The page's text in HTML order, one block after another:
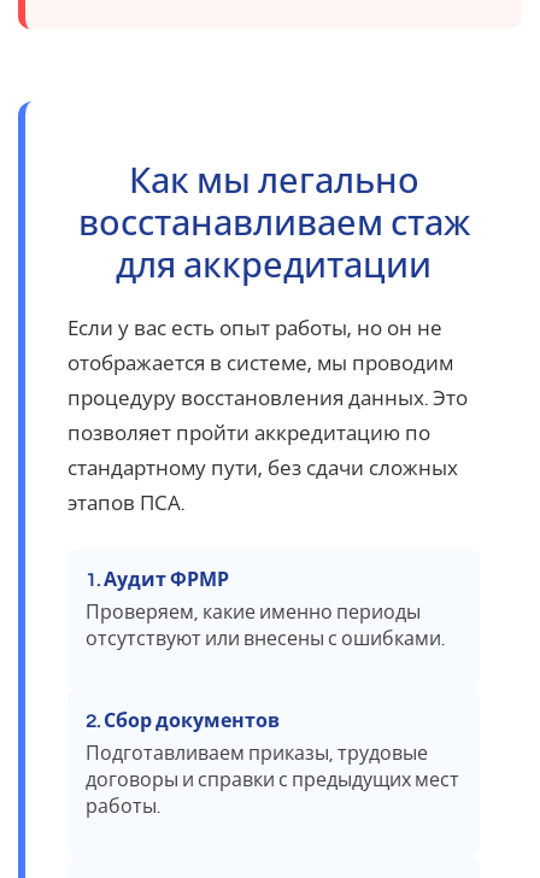
Как мы легально
восстанавливаем стаж
для аккредитации
Если у вас есть опыт работы, но он не
отображается в системе, мы проводим
процедуру восстановления данных. Это
позволяет пройти аккредитацию по
стандартному пути, без сдачи сложных
этапов ПСА.
1. Аудит ФРМР
Проверяем, какие именно периоды
отсутствуют или внесены с ошибками.
2. Сбор документов
Подготавливаем приказы, трудовые
договоры и справки с предыдущих мест
работы.